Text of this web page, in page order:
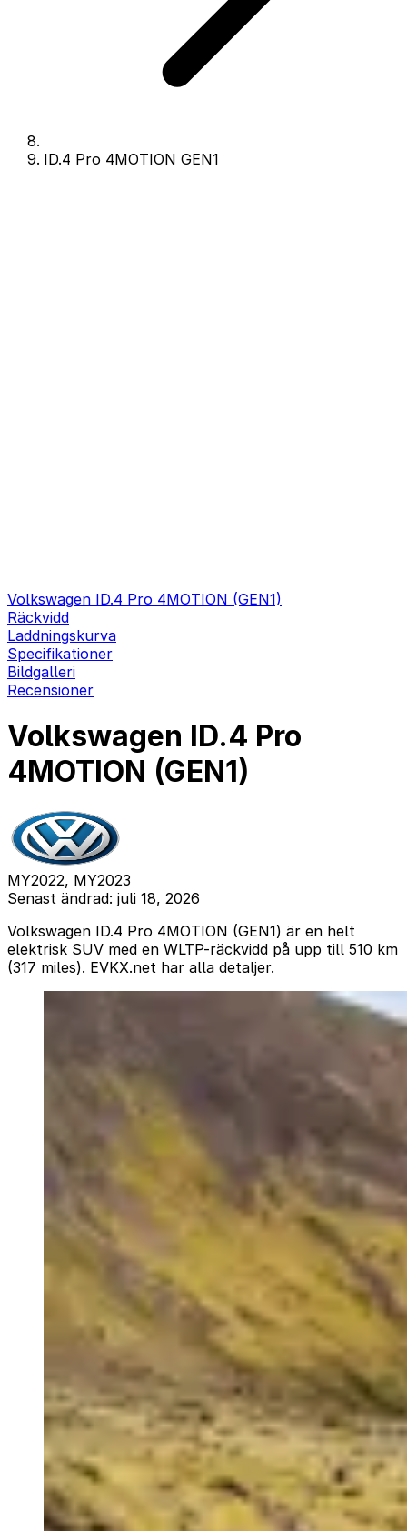
ID.4 Pro 4MOTION GEN1
Volkswagen ID.4 Pro 4MOTION (GEN1)
Räckvidd
Laddningskurva
Specifikationer
Bildgalleri
Recensioner
Volkswagen ID.4 Pro
4MOTION (GEN1)
MY2022, MY2023
Senast ändrad: juli 18, 2026
Volkswagen ID.4 Pro 4MOTION (GEN1) är en helt
elektrisk SUV med en WLTP-räckvidd på upp till 510 km
(317 miles). EVKX.net har alla detaljer.